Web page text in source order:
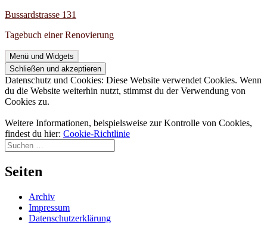
Zum
springen
Bussardstrasse 131
Tagebuch einer Renovierung
Menü und Widgets
Datenschutz und Cookies: Diese Website verwendet Cookies. Wenn
du die Website weiterhin nutzt, stimmst du der Verwendung von
Cookies zu.
Weitere Informationen, beispielsweise zur Kontrolle von Cookies,
findest du hier: Cookie-Richtlinie
Suchen
nach:
Seiten
Archiv
Impressum
Datenschutzerklärung